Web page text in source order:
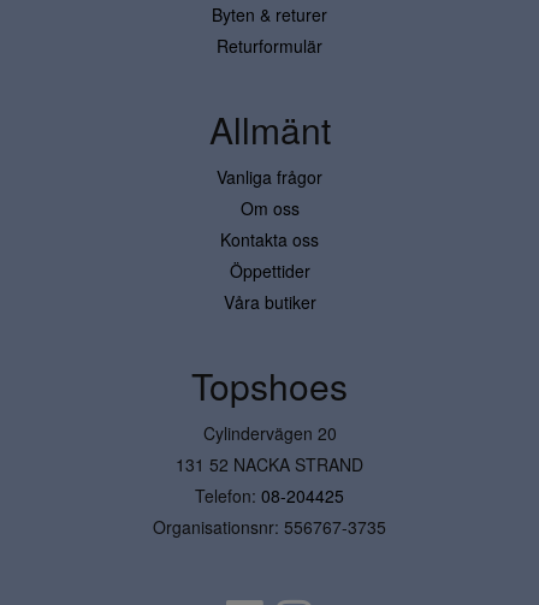
Byten & returer
Returformulär
Allmänt
Vanliga frågor
Om oss
Kontakta oss
Öppettider
Våra butiker
Topshoes
Cylindervägen 20
131 52 NACKA STRAND
Telefon: 08-204425
Organisationsnr: 556767-3735